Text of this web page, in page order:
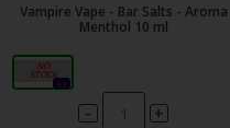
Vampire Vape - Bar Salts - Aroma
Menthol 10 ml
10ml
0x
- +